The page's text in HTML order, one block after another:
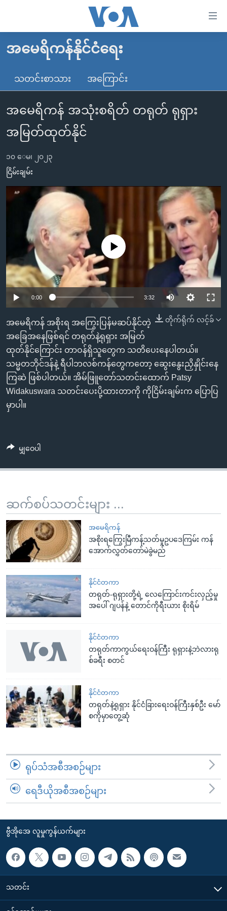
လွယ်ကူ
သည့်
များ
ပင်မ
သို့
ကျော်
ကြည့်
ရန်
စာမျက်နှာ
သို့
ကျော်
ကြည့်
ရှာဖွေ
ရန်
နေရာ
သို့
ကျော်
ရန်
မူလစာမျက်နှာ
ကမ္ဘာ့သတင်းများ
နိုင်ငံတကာ
အမေရိကန်
အစ္စရေး-ပါလက်စတိုင်း
ဗွီဒီယို
သတင်းလွတ်လပ်ခွင့်
ရပ်ဝန်းတခု လမ်းတခု အလွန်
အင်္ဂလိပ်စာလေ့လာမယ်
မကြေးမုံရဲ့ အင်္ဂလိပ်စာ
ရုပ်ရှင်ထဲက အင်္ဂလိပ်စာ
သုတပဒေသာ အင်္ဂလိပ်စာ
ရေဒီယို
ရေဒီယိုနှင့်ရုပ်သံ အချက်အလက်များ
ရေဒီယို/တီဗွီအစီအစဉ်
Learning English
ဗွီအိုအေ လူမှုကွန်ယက်များ
ဘာသာစကားများ
အမေရိကန်နိုင်ငံရေး
သတင်းစာသား အကြောင်း
အမေရိကန် အသုံးစရိတ် တရုတ် ရုရှား
အမြတ်ထုတ်နိုင်
၁၀ ေမ၊ ၂၀၂၃
ငြိမ်းချမ်း
No media source currently available
0:00 3:32
တိုက်ရိုက် လင့်ခ်
အမေရိကန် အစိုးရ အကြွေးပြန်မဆပ်နိုင်တဲ့
အခြေအနေဖြစ်ရင် တရုတ်နဲ့ရုရှား အမြတ်
ထုတ်နိုင်ကြောင်း တာဝန်ရှိသူတွေက သတိပေးနေပါတယ်။
သမ္မတဘိုင်ဒန်နဲ့ ရီပါဘလစ်ကန်တွေကတော့ ဆွေးနွေးညှိနှိုင်းနေ
ကြဆဲ ဖြစ်ပါတယ်။ အိမ်ဖြူတော်သတင်းထောက် Patsy
Widakuswara သတင်းပေးပို့ထားတာကို ကိုငြိမ်းချမ်းက ပြောပြ
မှာပါ။
မျှဝေပါ
ဆက်စပ်သတင်းများ ...
အမေရိကန်
အစိုးရကြွေးမြီကန့်သတ်မှုဥပဒေကြမ်း ကန်
အောက်လွှတ်တော်မဲခွဲမည်
နိုင်ငံတကာ
တရုတ်-ရုရှားတို့ရဲ့ လေကြောင်းကင်းလှည့်မှု
အပေါ် ဂျပန်နဲ့ တောင်ကိုရီးယား စိုးရိမ်
နိုင်ငံတကာ
တရုတ်ကာကွယ်ရေးဝန်ကြီး ရုရှားနဲ့ဘဲလားရု
စ်ခရီး စတင်
နိုင်ငံတကာ
တရုတ်နဲ့ရုရှား နိုင်ငံခြားရေးဝန်ကြီးနှစ်ဦး မော်
စကိုမှာတွေ့ဆုံ
ရုပ်သံအစီအစဉ်များ
ရေဒီယိုအစီအစဉ်များ
ဗွီအိုအေ လူမှုကွန်ယက်များ
သတင်း